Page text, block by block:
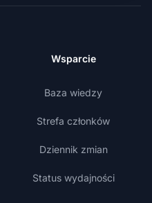
Wsparcie
Baza wiedzy
Strefa członków
Dziennik zmian
Status wydajności